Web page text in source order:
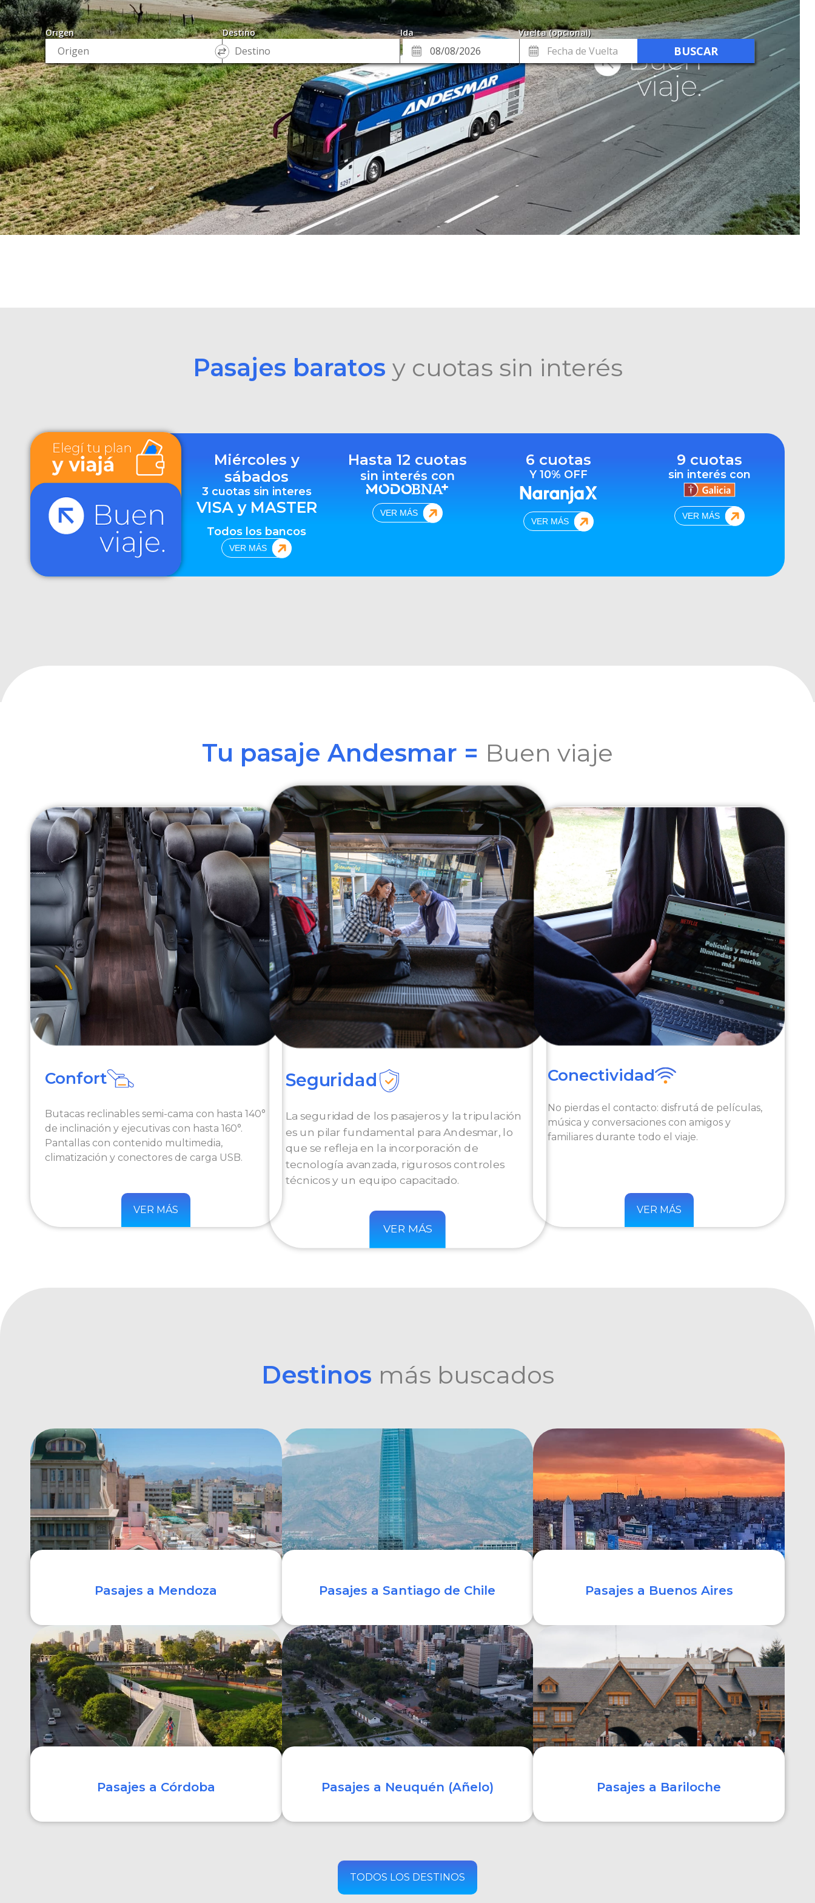
Pasajes baratos y cuotas sin interés
Miércoles y
sábados
3 cuotas sin interes
VISA y MASTER
Todos los bancos
VER MÁS
Hasta 12 cuotas
sin interés con
VER MÁS
6 cuotas
Y 10% OFF
VER MÁS
9 cuotas
sin interés con
VER MÁS
Tu pasaje Andesmar = Buen viaje
Confort
Butacas reclinables semi-cama con hasta 140°
de inclinación y ejecutivas con hasta 160°.
Pantallas con contenido multimedia,
climatización y conectores de carga USB.
VER MÁS
Seguridad
La seguridad de los pasajeros y la tripulación
es un pilar fundamental para Andesmar, lo
que se refleja en la incorporación de
tecnología avanzada, rigurosos controles
técnicos y un equipo capacitado.
VER MÁS
Conectividad
No pierdas el contacto: disfrutá de películas,
música y conversaciones con amigos y
familiares durante todo el viaje.
VER MÁS
Destinos más buscados
Pasajes a Mendoza
COMPRAR
Pasajes a Santiago de Chile
COMPRAR
Pasajes a Buenos Aires
Pasajes a Córdoba Pasajes a Neuquén (Añelo) Pasajes a Bariloche
TODOS LOS DESTINOS